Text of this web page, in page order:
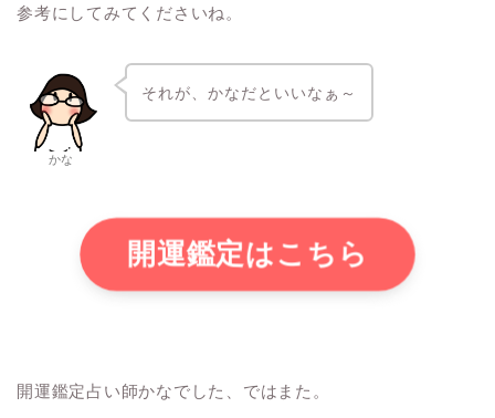
参考にしてみてくださいね。
かな
それが、かなだといいなぁ～
開運鑑定はこちら
開運鑑定占い師かなでした、ではまた。